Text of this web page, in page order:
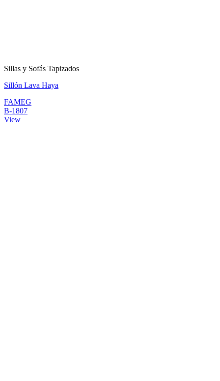
Sillas y Sofás Tapizados
Sillón Lava Haya
FAMEG
B-1807
View